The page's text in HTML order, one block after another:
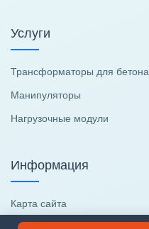
Услуги
Трансформаторы для бетона
Манипуляторы
Нагрузочные модули
Информация
Карта сайта